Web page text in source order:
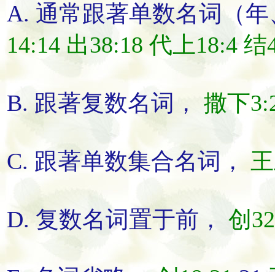
A. 通常跟著单数名词（
14:14 出38:18 代上18:4 结
B. 跟著复数名词， 撒下
C. 跟著单数集合名词，
D. 复数名词置于前， 创